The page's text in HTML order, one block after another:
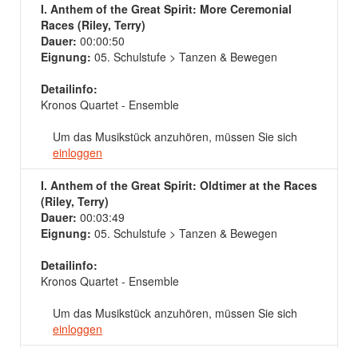
I. Anthem of the Great Spirit: More Ceremonial
Races (Riley, Terry)
Dauer: 00:00:50
Eignung: 05. Schulstufe > Tanzen & Bewegen
Detailinfo:
Kronos Quartet - Ensemble
Um das Musikstück anzuhören, müssen Sie sich
einloggen
I. Anthem of the Great Spirit: Oldtimer at the Races
(Riley, Terry)
Dauer: 00:03:49
Eignung: 05. Schulstufe > Tanzen & Bewegen
Detailinfo:
Kronos Quartet - Ensemble
Um das Musikstück anzuhören, müssen Sie sich
einloggen